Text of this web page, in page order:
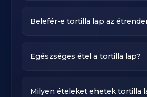
Belefér-e tortilla lap az
Egészséges étel a tortilla lap?
Milyen ételeket ehetek tortilla